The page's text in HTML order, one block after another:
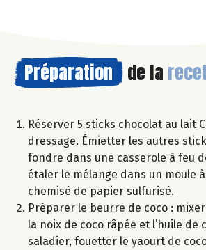
Préparation de la
Réserver 5 sticks chocolat au lait
dressage. Émietter les autres
fondre dans une casserole à feu
étaler le mélange dans un moule
chemisé de papier sulfurisé.
Préparer le beurre de coco :
la noix de coco râpée et l’huile de
saladier, fouetter le yaourt de